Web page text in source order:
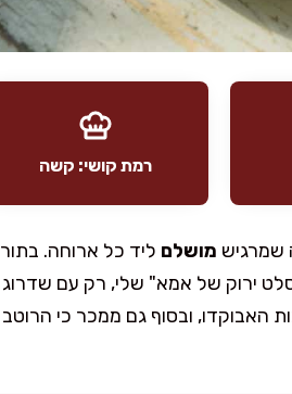
רמת קושי: קשה
שמרגיש מושלם ליד כל ארוחה. בתור
ירוק של אמא" שלי, רק עם שדרוג
האבוקדו, ובסוף גם ממכר כי הרוטב